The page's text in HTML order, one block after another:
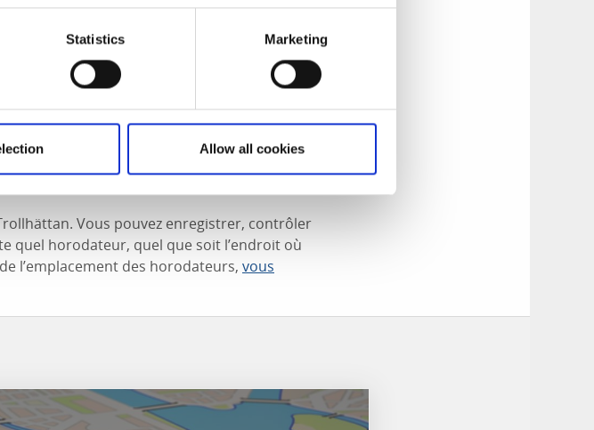
Statistics Marketing
Allow all cookies
papier après avoir enregistré votre
ainsi que le numéro
agents de stationnement peuvent vérifier
Vous pouvez enregistrer, contrôler
quel horodateur, quel que soit l’endroit où
l’emplacement des horodateurs, vous